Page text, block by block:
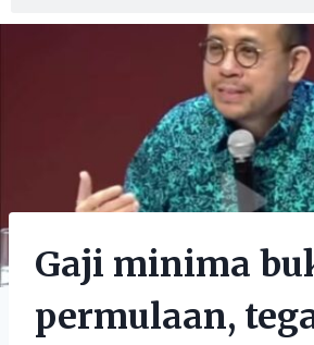
Gaji minima
permulaan,